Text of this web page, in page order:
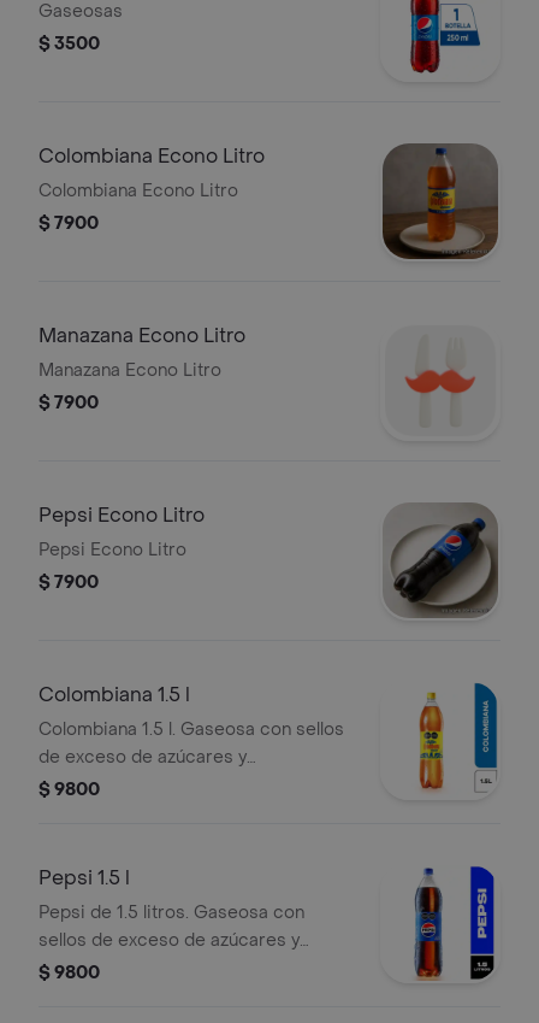
Gaseosas
$ 3500
Colombiana Econo Litro
Colombiana Econo Litro
$ 7900
Manazana Econo Litro
Manazana Econo Litro
$ 7900
Pepsi Econo Litro
Pepsi Econo Litro
$ 7900
Colombiana 1.5 l
Colombiana 1.5 l. Gaseosa con sellos
de exceso de azúcares y
edulcorantes.
$ 9800
Pepsi 1.5 l
Pepsi de 1.5 litros. Gaseosa con
sellos de exceso de azúcares y
edulcorantes.
$ 9800